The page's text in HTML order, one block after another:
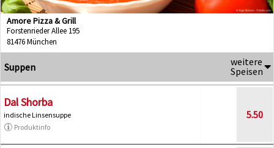
Amore Pizza & Grill
Forstenrieder Allee 195
81476 München
Suppen
weitere
Speisen
Dal Shorba
indische Linsensuppe
Produktinfo
5.50